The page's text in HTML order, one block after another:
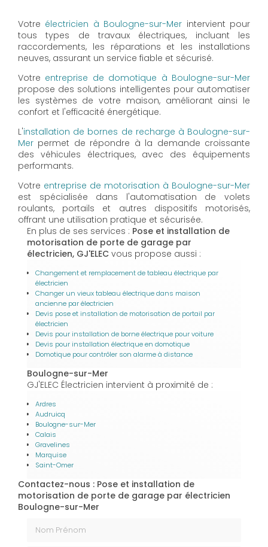
Votre électricien à Boulogne-sur-Mer intervient pour
tous types de travaux électriques, incluant les
raccordements, les réparations et les installations
neuves, assurant un service fiable et sécurisé.
Votre entreprise de domotique à Boulogne-sur-Mer
propose des solutions intelligentes pour automatiser
les systèmes de votre maison, améliorant ainsi le
confort et l'efficacité énergétique.
L'installation de bornes de recharge à Boulogne-sur-
Mer permet de répondre à la demande croissante
des véhicules électriques, avec des équipements
performants.
Votre entreprise de motorisation à Boulogne-sur-Mer
est spécialisée dans l'automatisation de volets
roulants, portails et autres dispositifs motorisés,
offrant une utilisation pratique et sécurisée.
En plus de ses services : Pose et installation de
motorisation de porte de garage par
électricien, GJ'ELEC vous propose aussi :
Changement et remplacement de tableau électrique par
électricien
Changer un vieux tableau électrique dans maison
ancienne par électricien
Devis pose et installation de motorisation de portail par
électricien
Devis pour installation de borne électrique pour voiture
Devis pour installation électrique en domotique
Domotique pour contrôler son alarme à distance
Boulogne-sur-Mer
GJ'ELEC Électricien intervient à proximité de :
Ardres
Audruicq
Boulogne-sur-Mer
Calais
Gravelines
Marquise
Saint-Omer
Contactez-nous : Pose et installation de
motorisation de porte de garage par électricien
Boulogne-sur-Mer